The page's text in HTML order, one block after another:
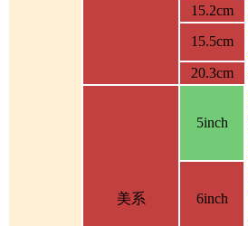
15.2cm
15.5cm
20.3cm
美系
5inch
6inch